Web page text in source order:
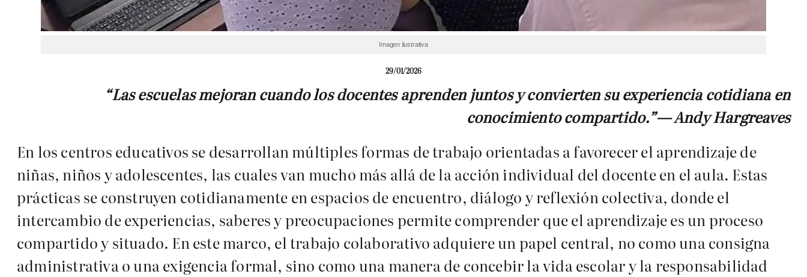
Imagen ilustrativa
29/01/2026
“Las escuelas mejoran cuando los docentes aprenden juntos y convierten su experiencia cotidiana en
conocimiento compartido.”— Andy Hargreaves
En los centros educativos se desarrollan múltiples formas de trabajo orientadas a favorecer el aprendizaje de
niñas, niños y adolescentes, las cuales van mucho más allá de la acción individual del docente en el aula. Estas
prácticas se construyen cotidianamente en espacios de encuentro, diálogo y reflexión colectiva, donde el
intercambio de experiencias, saberes y preocupaciones permite comprender que el aprendizaje es un proceso
compartido y situado. En este marco, el trabajo colaborativo adquiere un papel central, no como una consigna
administrativa o una exigencia formal, sino como una manera de concebir la vida escolar y la responsabilidad